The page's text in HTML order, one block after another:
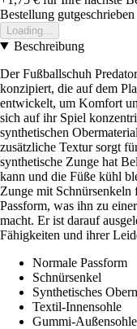
Bestellung gutgeschrieben
Loading...
Beschreibung
Der Fußballschuh
konzipiert, die auf dem
entwickelt, um Komfort
sich auf ihr Spiel
synthetischen
zusätzliche Textur sorgt
synthetische Zunge hat
kann und die Füße kühl
Zunge mit Schnürsenkeln
Passform, was ihn zu
macht. Er ist darauf
Fähigkeiten und ihrer
Normale Passform
Schnürsenkel
Synthetisches
Textil-Innensohle
Gummi-Außensohle